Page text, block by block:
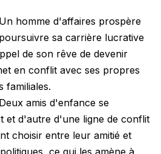
Un homme d'affaires prospère
sa carrière lucrative
de son rêve de devenir
en conflit avec ses propres
familiales.
Deux amis d'enfance se
et d'autre d'une ligne de conflit
choisir entre leur amitié et
ce qui les amène à